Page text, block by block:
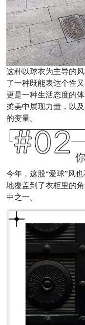
这种以球衣为主导的
了一种既能表达个性
更是一种生活态度的
柔美中展现力量，以
的变量。
今年，这股“爱球”风
地覆盖到了衣柜里的
中之一。